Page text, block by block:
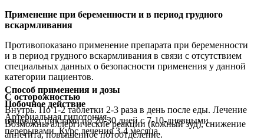
Применение при беременности и в период грудного
вскармливания
Противопоказано применение препарата при беременности
и в период грудного вскармливания в связи с отсутствием
специальных данных о безопасности применения у данной
категории пациентов.
С осторожностью
Артериальная гипотония.
Способ применения и дозы
Внутрь. По 1-2 таблетки 2-3 раза в день после еды. Лечение
проводят циклами по 20-30 дней с 7-10-дневными
перерывами. Курс лечения 3-4 месяца.
Побочное действие
Возможны аллергические реакции (кожный зуд), снижение
аппетита, повышенное потоотделение.